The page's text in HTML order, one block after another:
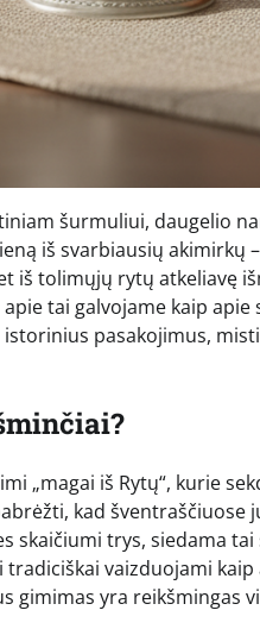
šurmuliui, daugelio
iš svarbiausių akimirkų
iš tolimųjų rytų atkeliavę
tai galvojame kaip
pasakojimus,
„magai iš Rytų“, kurie
kad
skaičiumi trys, siedama
tradiciškai vaizduojami
gimimas yra reikšmingas